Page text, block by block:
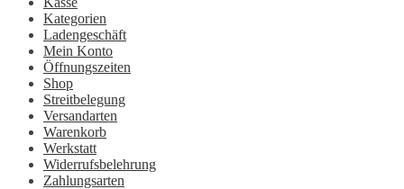
Kategorien
Ladengeschäft
Mein Konto
Öffnungszeiten
Shop
Streitbelegung
Versandarten
Warenkorb
Werkstatt
Widerrufsbelehrung
Zahlungsarten